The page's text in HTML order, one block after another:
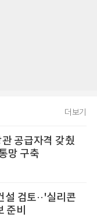
더보기
공급자격 갖췄
망 구축
검토··'실리콘
준비